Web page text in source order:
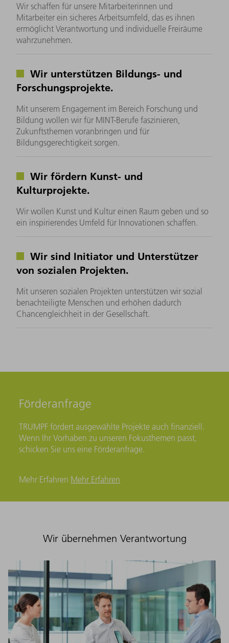
Wir schaffen für unsere Mitarbeiterinnen und
Mitarbeiter ein sicheres Arbeitsumfeld, das es ihnen
ermöglicht Verantwortung und individuelle Freiräume
wahrzunehmen.
Wir unterstützen Bildungs- und
Forschungsprojekte.
Mit unserem Engagement im Bereich Forschung und
Bildung wollen wir für MINT-Berufe faszinieren,
Zukunftsthemen voranbringen und für
Bildungsgerechtigkeit sorgen.
Wir fördern Kunst- und
Kulturprojekte.
Wir wollen Kunst und Kultur einen Raum geben und so
ein inspirierendes Umfeld für Innovationen schaffen.
Wir sind Initiator und Unterstützer
von sozialen Projekten.
Mit unseren sozialen Projekten unterstützen wir sozial
benachteiligte Menschen und erhöhen dadurch
Chancengleichheit in der Gesellschaft.
Förderanfrage
TRUMPF fördert ausgewählte Projekte auch finanziell.
Wenn Ihr Vorhaben zu unseren Fokusthemen passt,
schicken Sie uns eine Förderanfrage.
Mehr Erfahren Mehr Erfahren
Wir übernehmen Verantwortung